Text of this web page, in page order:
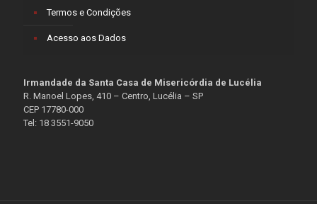
Termos e Condições
Acesso aos Dados
Irmandade da Santa Casa de Misericórdia de Lucélia
R. Manoel Lopes, 410 – Centro, Lucélia – SP
CEP 17780-000
Tel: 18 3551-9050